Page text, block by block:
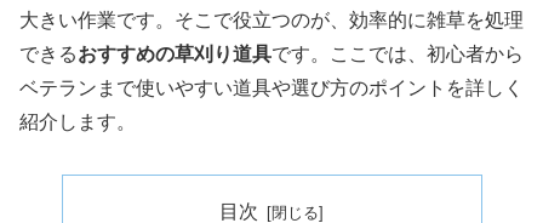
大きい作業です。そこで役立つのが、効率的に雑草を処理
できるおすすめの草刈り道具です。ここでは、初心者から
ベテランまで使いやすい道具や選び方のポイントを詳しく
紹介します。
目次